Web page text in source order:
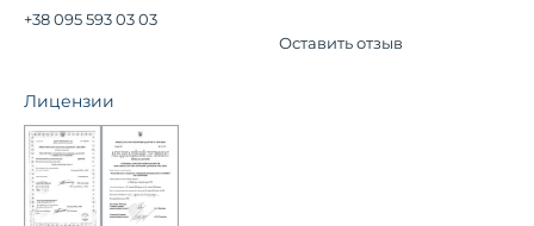
+38 095 593 03 03
Оставить отзыв
Лицензии